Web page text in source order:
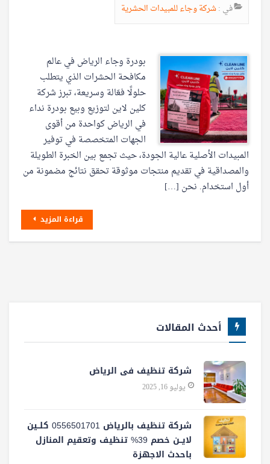
في :شركة وجاء للمبيدات الحشرية
بودرة وجاء الرياض في عالم
مكافحة الحشرات الذي يتطلب
حلولًا فعّالة وسريعة، تبرز شركة
كلين لاين لتوزيع وبيع بودرة نداء
في الرياض كواحدة من أقوى
الجهات المتخصصة في توفير
المبيدات الأصلية عالية الجودة، حيث تجمع بين الخبرة الطويلة
والمصداقية في تقديم منتجات موثوقة تحقق نتائج مضمونة من
أول استخدام. نحن […]
قراءة المزيد
أحدث المقالات
شركة تنظيف فى الرياض
يوليو 16, 2025
شركة تنظيف بالرياض 0556501701 كلــين
لايــن خصم 39% تنظيف وتعقيم المنازل
باحدث الاجهزة